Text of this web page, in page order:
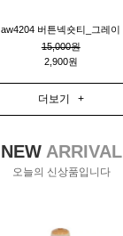
aw4204 버튼넥숏티_그레이
15,000원
2,900원
더보기 +
NEWARRIVAL
오늘의 신상품입니다